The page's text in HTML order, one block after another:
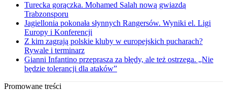
Turecka gorączka. Mohamed Salah nową gwiazdą
Trabzonsporu
Jagiellonia pokonała słynnych Rangersów. Wyniki el. Ligi
Europy i Konferencji
Z kim zagrają polskie kluby w europejskich pucharach?
Rywale i terminarz
Gianni Infantino przeprasza za błędy, ale też ostrzega. „Nie
będzie tolerancji dla ataków”
Promowane treści